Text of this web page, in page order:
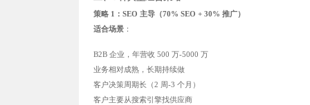
策略 1：SEO 主导（70% SEO + 30% 推广）
适合场景：
B2B 企业，年营收 500 万-5000 万
业务相对成熟，长期持续做
客户决策周期长（2 周-3 个月）
客户主要从搜索引擎找供应商